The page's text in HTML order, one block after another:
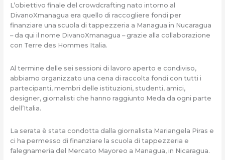
L’obiettivo finale del crowdcrafting nato intorno al
DivanoXmanagua era quello di raccogliere fondi per
finanziare una scuola di tappezzeria a Managua in Nucaragua
– da qui il nome DivanoXmanagua – grazie alla collaborazione
con Terre des Hommes Italia.
Al termine delle sei sessioni di lavoro aperto e condiviso,
abbiamo organizzato una cena di raccolta fondi con tutti i
partecipanti, membri delle istituzioni, studenti, amici,
designer, giornalisti che hanno raggiunto Meda da ogni parte
dell’Italia.
La serata è stata condotta dalla giornalista Mariangela Piras e
ci ha permesso di finanziare la scuola di tappezzeria e
falegnameria del Mercato Mayoreo a Managua, in Nicaragua.